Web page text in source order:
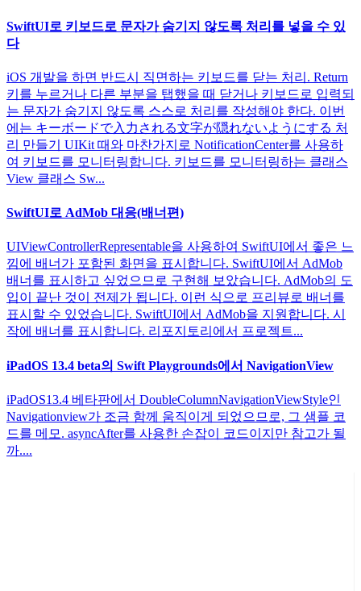
SwiftUI로 키보드로 문자가 숨기지 않도록 처리를 넣을 수 있
다
iOS 개발을 하면 반드시 직면하는 키보드를 닫는 처리. Return
키를 누르거나 다른 부분을 탭했을 때 닫거나 키보드로 입력되
는 문자가 숨기지 않도록 스스로 처리를 작성해야 한다. 이번
에는 キーボードで入力される文字が隠れないようにする 처
리 만들기 UIKit 때와 마찬가지로 NotificationCenter를 사용하
여 키보드를 모니터링합니다. 키보드를 모니터링하는 클래스
View 클래스 Sw...
SwiftUI로 AdMob 대응(배너편)
UIViewControllerRepresentable을 사용하여 SwiftUI에서 좋은 느
낌에 배너가 포함된 화면을 표시합니다. SwiftUI에서 AdMob
배너를 표시하고 싶었으므로 구현해 보았습니다. AdMob의 도
입이 끝난 것이 전제가 됩니다. 이런 식으로 프리뷰로 배너를
표시할 수 있었습니다. SwiftUI에서 AdMob을 지원합니다. 시
작에 배너를 표시합니다. 리포지토리에서 프로젝트...
iPadOS 13.4 beta의 Swift Playgrounds에서 NavigationView
iPadOS13.4 베타판에서 DoubleColumnNavigationViewStyle인
Navigationview가 조금 함께 움직이게 되었으므로, 그 샘플 코
드를 메모. asyncAfter를 사용한 손잡이 코드이지만 참고가 될
까....